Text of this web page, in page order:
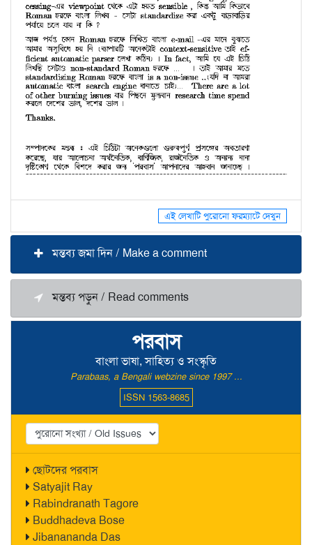
পরবাস
বাংলা ভাষা, সাহিত্য ও সংস্কৃতি
Parabaas, a Bengali webzine since 1997 ...
ISSN 1563-8685
ছোটদের পরবাস
Satyajit Ray
Rabindranath Tagore
Buddhadeva Bose
Jibanananda Das
এই লেখাটি পুরোনো ফরম্যাটে দেখুন
মন্তব্য জমা দিন / Make a comment
মন্তব্য পড়ুন / Read comments